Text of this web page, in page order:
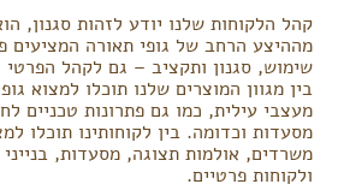
קהל הלקוחות שלנו יודע לזהות סגנון,
מההיצע הרחב של גופי תאורה המציעים
שימוש, סגנון ותקציב – גם לקהל
בין מגוון המוצרים שלנו תוכלו למצוא
מעצבי עילית, כמו גם פתרונות טכניים
מסעדות וכדומה. בין לקוחותינו תוכלו
משרדים, אולמות תצוגה, מסעדות,
ולקוחות פרטיים.